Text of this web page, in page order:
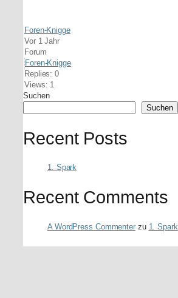
Foren-Knigge
Vor 1 Jahr
Forum
Foren-Knigge
Replies: 0
Views: 1
Suchen
Suchen
Recent Posts
1. Spark
Recent Comments
A WordPress Commenterzu 1. Spark